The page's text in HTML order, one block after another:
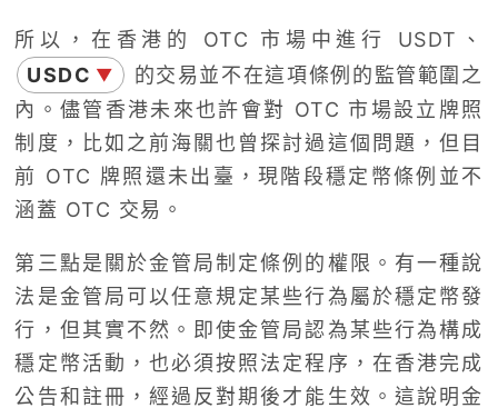
所以，在香港的 OTC 市場中進行 USDT、
USDC ▼
的交易並不在這項條例的監管範圍之
內。儘管香港未來也許會對 OTC 市場設立牌照
制度，比如之前海關也曾探討過這個問題，但目
前 OTC 牌照還未出臺，現階段穩定幣條例並不
涵蓋 OTC 交易。
第三點是關於金管局制定條例的權限。有一種說
法是金管局可以任意規定某些行為屬於穩定幣發
行，但其實不然。即使金管局認為某些行為構成
穩定幣活動，也必須按照法定程序，在香港完成
公告和註冊，經過反對期後才能生效。這說明金